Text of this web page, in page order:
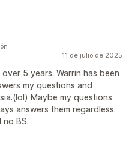
11 de julio de 2025
5 years. Warrin has been
my questions and
Maybe my questions
answers them regardless.
BS.